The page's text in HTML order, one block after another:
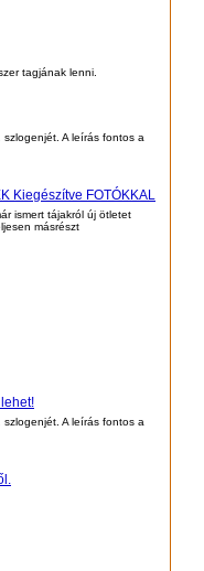
tagjának lenni.
A leírás fontos a
Kiegészítve FOTÓKKAL
ismert tájakról új ötletet
másrészt
A leírás fontos a